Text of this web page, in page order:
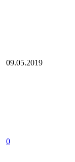
09.05.2019
0